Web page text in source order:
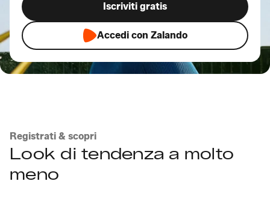
Iscriviti gratis
Accedi con Zalando
Registrati & scopri
Look di tendenza a molto
meno